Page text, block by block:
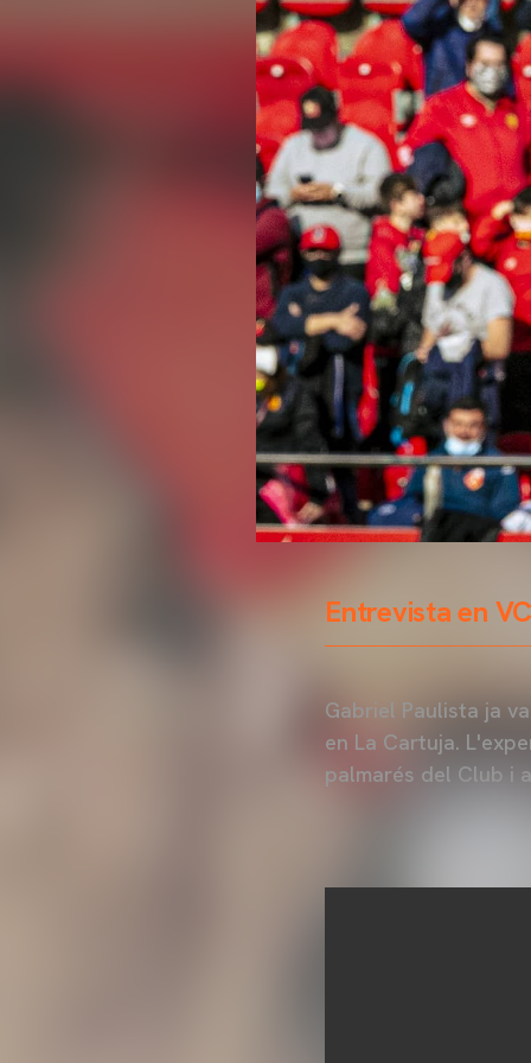
Entrevista en
Gabriel Paulista ja
en La Cartuja.
palmarés del Club i